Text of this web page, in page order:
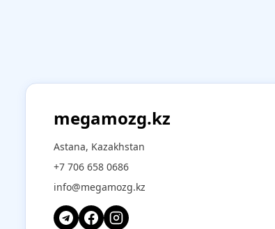
megamozg.kz
Astana, Kazakhstan
+7 706 658 0686
info@megamozg.kz